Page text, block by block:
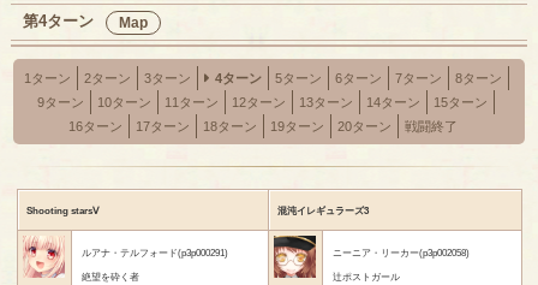
第4ターン Map
1ターン 2ターン 3ターン 4ターン 5ターン 6ターン 7ターン
8ターン
9ターン
10ターン 11ターン 12ターン 13ターン 14ターン
15ターン
16ターン
17ターン 18ターン 19ターン 20ターン 戦闘終了
Shooting starsⅤ 混沌イレギュラーズ3
ルアナ・テルフォード(p3p000291)
絶望を砕く者
ニーニア・リーカー(p3p002058)
辻ポストガール